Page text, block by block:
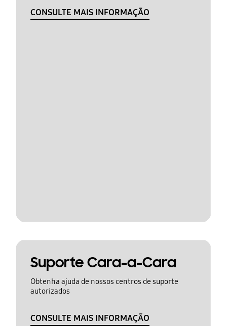
CONSULTE MAIS INFORMAÇÃO
Suporte Cara-a-Cara
Obtenha ajuda de nossos centros de suporte
autorizados
CONSULTE MAIS INFORMAÇÃO